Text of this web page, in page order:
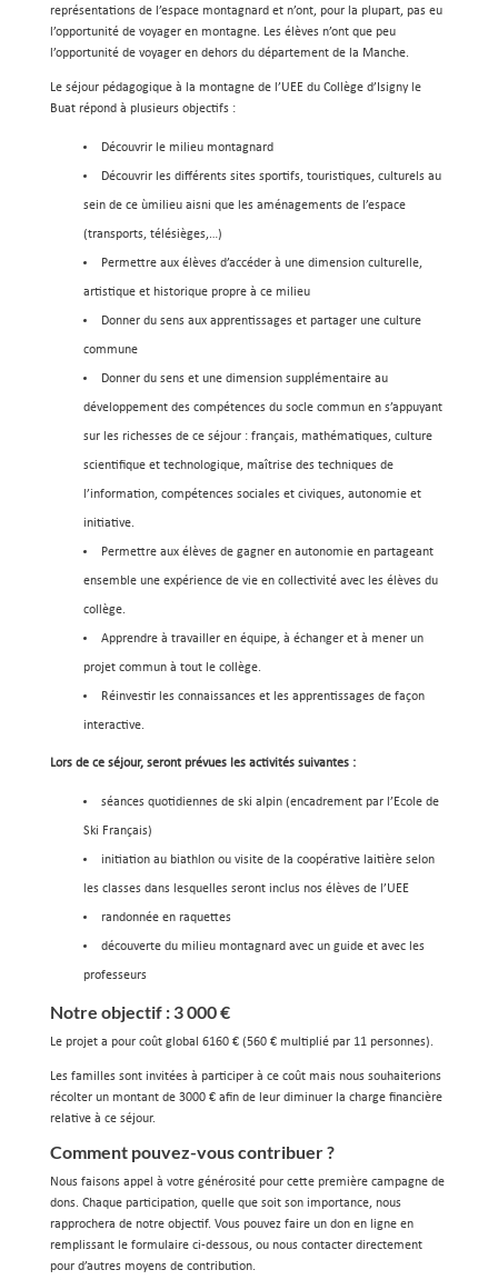
représentations de l’espace montagnard et n’ont, pour la plupart, pas eu
l’opportunité de voyager en montagne. Les élèves n’ont que peu
l’opportunité de voyager en dehors du département de la Manche.
Le séjour pédagogique à la montagne de l’UEE du Collège d’Isigny le
Buat répond à plusieurs objectifs :
Découvrir le milieu montagnard
Découvrir les différents sites sportifs, touristiques, culturels au
sein de ce ùmilieu aisni que les aménagements de l’espace
(transports, télésièges,…)
Permettre aux élèves d’accéder à une dimension culturelle,
artistique et historique propre à ce milieu
Donner du sens aux apprentissages et partager une culture
commune
Donner du sens et une dimension supplémentaire au
développement des compétences du socle commun en s’appuyant
sur les richesses de ce séjour : français, mathématiques, culture
scientifique et technologique, maîtrise des techniques de
l’information, compétences sociales et civiques, autonomie et
initiative.
Permettre aux élèves de gagner en autonomie en partageant
ensemble une expérience de vie en collectivité avec les élèves du
collège.
Apprendre à travailler en équipe, à échanger et à mener un
projet commun à tout le collège.
Réinvestir les connaissances et les apprentissages de façon
interactive.
Lors de ce séjour, seront prévues les activités suivantes :
séances quotidiennes de ski alpin (encadrement par l’Ecole de
Ski Français)
initiation au biathlon ou visite de la coopérative laitière selon
les classes dans lesquelles seront inclus nos élèves de l’UEE
randonnée en raquettes
découverte du milieu montagnard avec un guide et avec les
professeurs
Notre objectif : 3 000 €
Le projet a pour coût global 6160 € (560 € multiplié par 11 personnes).
Les familles sont invitées à participer à ce coût mais nous souhaiterions
récolter un montant de 3000 € afin de leur diminuer la charge financière
relative à ce séjour.
Comment pouvez-vous contribuer ?
Nous faisons appel à votre générosité pour cette première campagne de
dons. Chaque participation, quelle que soit son importance, nous
rapprochera de notre objectif. Vous pouvez faire un don en ligne en
remplissant le formulaire ci-dessous, ou nous contacter directement
pour d’autres moyens de contribution.